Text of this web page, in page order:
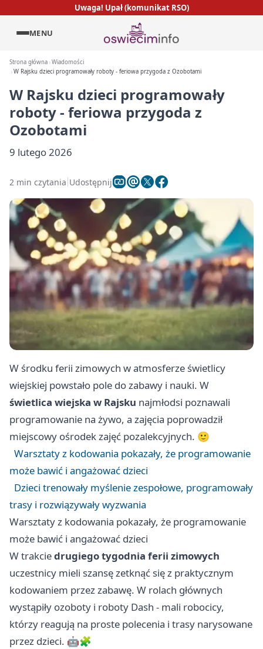
Uwaga! Upał (komunikat RSO)
MENU
Strona główna Wiadomości
W Rajsku dzieci programowały roboty - feriowa przygoda z Ozobotami
W Rajsku dzieci programowały
roboty - feriowa przygoda z
Ozobotami
9 lutego 2026
2 min czytania Udostępnij
W środku ferii zimowych w atmosferze świetlicy
wiejskiej powstało pole do zabawy i nauki. W
świetlica wiejska w Rajsku najmłodsi poznawali
programowanie na żywo, a zajęcia poprowadził
miejscowy ośrodek zajęć pozalekcyjnych. 🙂
Warsztaty z kodowania pokazały, że programowanie
może bawić i angażować dzieci
Dzieci trenowały myślenie zespołowe, programowały
trasy i rozwiązywały wyzwania
Warsztaty z kodowania pokazały, że programowanie
może bawić i angażować dzieci
W trakciedrugiego tygodnia ferii zimowych
uczestnicy mieli szansę zetknąć się z praktycznym
kodowaniem przez zabawę. W rolach głównych
wystąpiły ozoboty i roboty Dash - mali robocicy,
którzy reagują na proste polecenia i trasy narysowane
przez dzieci. 🤖🧩